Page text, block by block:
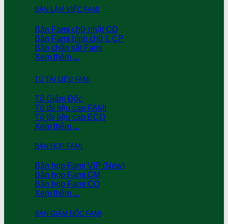
BÀN LÀM VIỆC FAMI
Bàn Fami chữ nhật CD
Bàn Fami hình chữ L CP
Bàn chân sắt Fami
Xem thêm ...
TỦ TÀI LIỆU FAMI
Tủ Giám Đốc
Tủ tài liệu cao FAMI
Tủ tài liệu cao ECO
Xem thêm ...
BÀN HỌP FAMI
Bàn họp Fami VIP (New)
Bàn họp Fami CM
Bàn họp Fami CO
Xem thêm ...
BÀN GIÁM ĐỐC FAMI